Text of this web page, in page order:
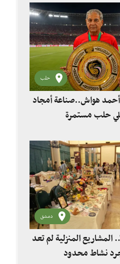
حلب
أحمد هواش..صناعة أمجاد
حلب مستمرة
دمشق
المشاريع المنزلية لم تعد
نشاط محدود